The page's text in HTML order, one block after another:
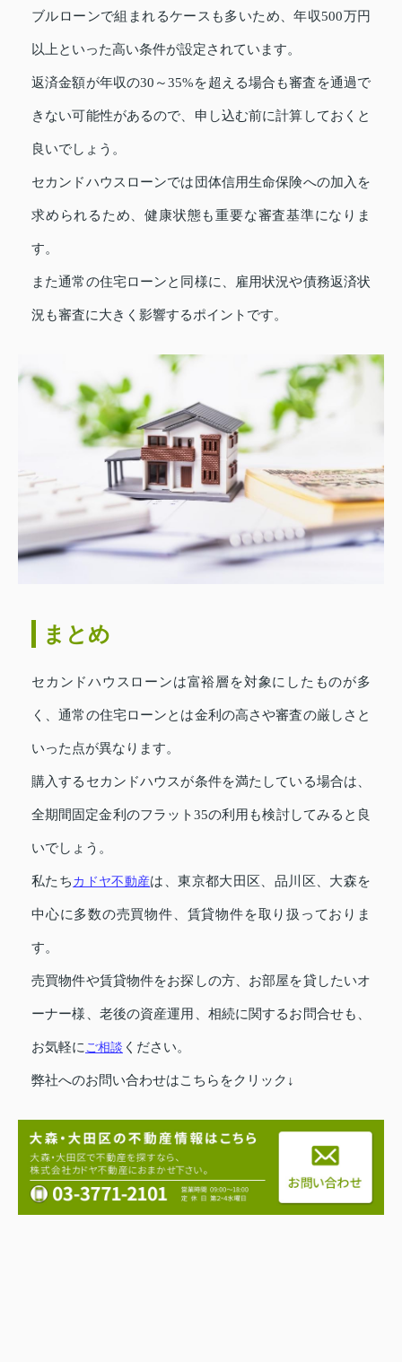
ブルローンで組まれるケースも多いため、年収500万円
以上といった高い条件が設定されています。
返済金額が年収の30～35%を超える場合も審査を通過で
きない可能性があるので、申し込む前に計算しておくと
良いでしょう。
セカンドハウスローンでは団体信用生命保険への加入を
求められるため、健康状態も重要な審査基準になりま
す。
また通常の住宅ローンと同様に、雇用状況や債務返済状
況も審査に大きく影響するポイントです。
まとめ
セカンドハウスローンは富裕層を対象にしたものが多
く、通常の住宅ローンとは金利の高さや審査の厳しさと
いった点が異なります。
購入するセカンドハウスが条件を満たしている場合は、
全期間固定金利のフラット35の利用も検討してみると良
いでしょう。
私たちカドヤ不動産は、東京都大田区、品川区、大森を
中心に多数の売買物件、賃貸物件を取り扱っておりま
す。
売買物件や賃貸物件をお探しの方、お部屋を貸したいオ
ーナー様、老後の資産運用、相続に関するお問合せも、
お気軽に ご相談 ください。
弊社へのお問い合わせはこちらをクリック↓